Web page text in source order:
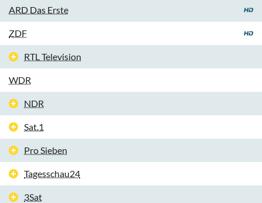
ARD Das Erste
ZDF
RTL Television
WDR
NDR
Sat.1
Pro Sieben
Tagesschau24
3Sat